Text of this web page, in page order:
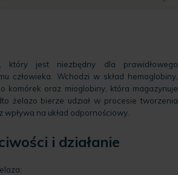
który jest niezbędny dla prawidłowego
człowieka. Wchodzi w skład hemoglobiny,
komórek oraz mioglobiny, która magazynuje
żelazo bierze udział w procesie tworzenia
na układ odpornościowy.
i działanie